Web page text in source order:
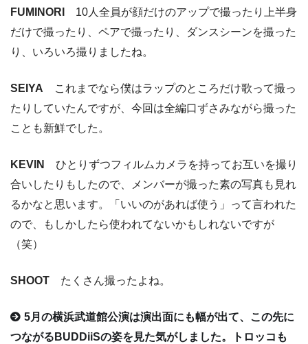
FUMINORI
10人全員が顔だけのアップで撮ったり上半身
だけで撮ったり、ペアで撮ったり、ダンスシーンを撮った
り、いろいろ撮りましたね。
SEIYA これまでなら僕はラップのところだけ歌って撮っ
たりしていたんですが、今回は全編口ずさみながら撮った
ことも新鮮でした。
KEVIN
ひとりずつフィルムカメラを持ってお互いを撮り
合いしたりもしたので、メンバーが撮った素の写真も見れ
るかなと思います。「いいのがあれば使う」って言われた
ので、もしかしたら使われてないかもしれないですが
（笑）
SHOOT たくさん撮ったよね。
5月の横浜武道館公演は演出面にも幅が出て、この先に
つながるBUDDiiSの姿を見た気がしました。トロッコも